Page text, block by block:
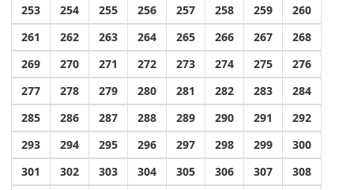
253
254 255 256 257 258 259
260
261
262 263 264 265 266 267
268
269
270 271 272 273 274 275
276
277
278 279 280 281 282 283
284
285
286 287 288 289 290 291
292
293
294 295 296 297 298 299
300
301
302 303 304 305 306 307
308